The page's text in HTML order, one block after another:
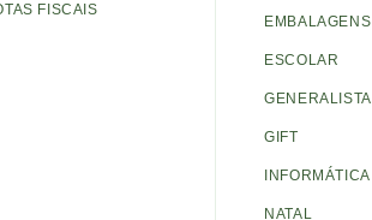
FISCAIS
ESCOLAR
GENERALISTA
GIFT
INFORMÁTICA
NATAL